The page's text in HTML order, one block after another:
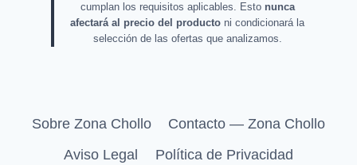
cumplan los requisitos aplicables. Esto nunca
afectará al precio del producto ni condicionará la
selección de las ofertas que analizamos.
Sobre Zona Chollo
Contacto — Zona Chollo
Aviso Legal
Política de Privacidad